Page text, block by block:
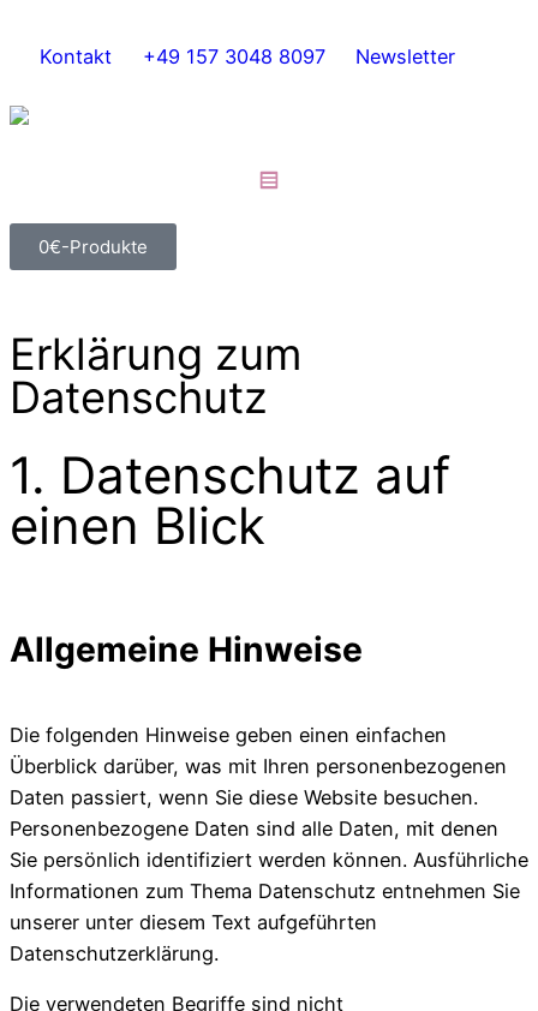
Kontakt +49 157 3048 8097 Newsletter
0€-Produkte
Erklärung zum
Datenschutz
1. Datenschutz auf
einen Blick
Allgemeine Hinweise
Die folgenden Hinweise geben einen einfachen
Überblick darüber, was mit Ihren personenbezogenen
Daten passiert, wenn Sie diese Website besuchen.
Personenbezogene Daten sind alle Daten, mit denen
Sie persönlich identifiziert werden können. Ausführliche
Informationen zum Thema Datenschutz entnehmen Sie
unserer unter diesem Text aufgeführten
Datenschutzerklärung.
Die verwendeten Begriffe sind nicht